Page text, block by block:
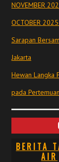
NOVEMBER
OCTOBER
Sarapan
Jakarta
Hewan Langka
pada
BERITA
AIR